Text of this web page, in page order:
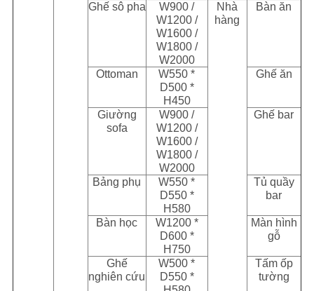
Ghế sô pha
W900 /
W1200 /
W1600 /
W1800 /
W2000
Nhà
hàng
Bàn ăn
Ottoman
W550 *
D500 *
H450
Ghế ăn
Giường
sofa
W900 /
W1200 /
W1600 /
W1800 /
W2000
Ghế bar
Bảng phụ
W550 *
D550 *
H580
Tủ quầy
bar
Bàn học
W1200 *
D600 *
H750
Màn hình
gỗ
Ghế
nghiên cứu
W500 *
D550 *
Tấm ốp
tường